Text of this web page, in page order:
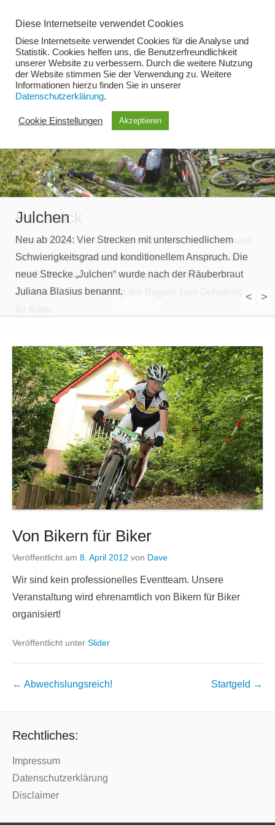
Inhalt
springen
Menü
Julchen
Neu ab 2024: Vier Strecken mit unterschiedlichem
Schwierigkeitsgrad und konditionellem Anspruch. Die
neue Strecke „Julchen“ wurde nach der Räuberbraut
Juliana Blasius benannt.
Hunsrück
Entdecke den schönen Hunsrück zwischen Rhein und
Mosel mit dem Mountainbike. Die Täler von Baybach-
und Ehrbachtal sind ein einzigartiger Bikegenuss!
Zahlreiche Trails machen die Region zum Geheimtipp< >
Von Bikern für Biker
Veröffentlicht am 8. April 2012 von Dave
Wir sind kein professionelles Eventteam. Unsere
Veranstaltung wird ehrenamtlich von Bikern für Biker
organisiert!
Veröffentlicht unter Slider
Beitragsnavigation
← Abwechslungsreich! Startgeld →
Rechtliches:
Impressum
Datenschutzerklärung
Disclaimer
Diese Internetseite verwendet Cookies
Diese Internetseite verwendet Cookies für die Analyse und
Statistik. Cookies helfen uns, die Benutzerfreundlichkeit
unserer Website zu verbessern. Durch die weitere Nutzung
der Website stimmen Sie der Verwendung zu. Weitere
Informationen hierzu finden Sie in unserer
Datenschutzerklärung.
Cookie Einstellungen Akzeptieren